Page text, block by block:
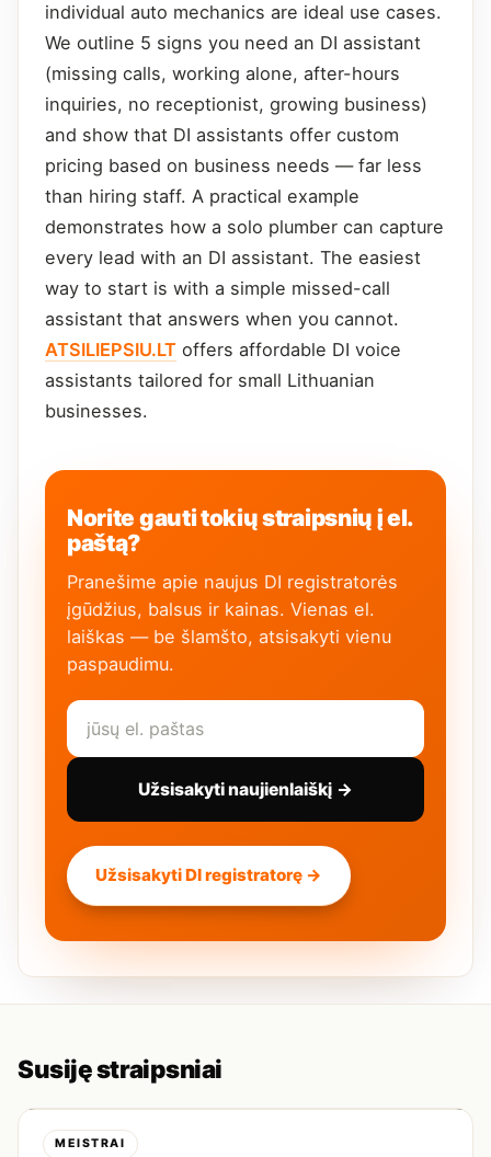
individual auto mechanics are ideal use cases.
We outline 5 signs you need an DI assistant
(missing calls, working alone, after-hours
inquiries, no receptionist, growing business)
and show that DI assistants offer custom
pricing based on business needs — far less
than hiring staff. A practical example
demonstrates how a solo plumber can capture
every lead with an DI assistant. The easiest
way to start is with a simple missed-call
assistant that answers when you cannot.
ATSILIEPSIU.LT offers affordable DI voice
assistants tailored for small Lithuanian
businesses.
Norite gauti tokių straipsnių į el.
paštą?
Pranešime apie naujus DI registratorės
įgūdžius, balsus ir kainas. Vienas el.
laiškas — be šlamšto, atsisakyti vienu
paspaudimu.
Užsisakyti naujienlaiškį →
Užsisakyti DI registratorę →
Susiję straipsniai
MEISTRAI